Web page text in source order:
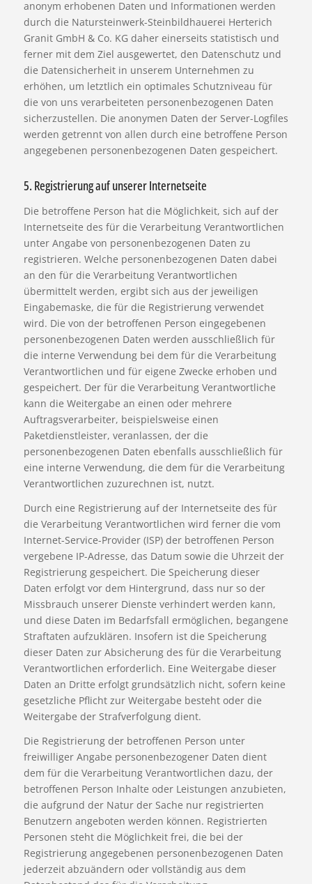
anonym erhobenen Daten und Informationen werden
durch die Natursteinwerk-Steinbildhauerei Herterich
Granit GmbH & Co. KG daher einerseits statistisch und
ferner mit dem Ziel ausgewertet, den Datenschutz und
die Datensicherheit in unserem Unternehmen zu
erhöhen, um letztlich ein optimales Schutzniveau für
die von uns verarbeiteten personenbezogenen Daten
sicherzustellen. Die anonymen Daten der Server-Logfiles
werden getrennt von allen durch eine betroffene Person
angegebenen personenbezogenen Daten gespeichert.
5. Registrierung auf unserer Internetseite
Die betroffene Person hat die Möglichkeit, sich auf der
Internetseite des für die Verarbeitung Verantwortlichen
unter Angabe von personenbezogenen Daten zu
registrieren. Welche personenbezogenen Daten dabei
an den für die Verarbeitung Verantwortlichen
übermittelt werden, ergibt sich aus der jeweiligen
Eingabemaske, die für die Registrierung verwendet
wird. Die von der betroffenen Person eingegebenen
personenbezogenen Daten werden ausschließlich für
die interne Verwendung bei dem für die Verarbeitung
Verantwortlichen und für eigene Zwecke erhoben und
gespeichert. Der für die Verarbeitung Verantwortliche
kann die Weitergabe an einen oder mehrere
Auftragsverarbeiter, beispielsweise einen
Paketdienstleister, veranlassen, der die
personenbezogenen Daten ebenfalls ausschließlich für
eine interne Verwendung, die dem für die Verarbeitung
Verantwortlichen zuzurechnen ist, nutzt.
Durch eine Registrierung auf der Internetseite des für
die Verarbeitung Verantwortlichen wird ferner die vom
Internet-Service-Provider (ISP) der betroffenen Person
vergebene IP-Adresse, das Datum sowie die Uhrzeit der
Registrierung gespeichert. Die Speicherung dieser
Daten erfolgt vor dem Hintergrund, dass nur so der
Missbrauch unserer Dienste verhindert werden kann,
und diese Daten im Bedarfsfall ermöglichen, begangene
Straftaten aufzuklären. Insofern ist die Speicherung
dieser Daten zur Absicherung des für die Verarbeitung
Verantwortlichen erforderlich. Eine Weitergabe dieser
Daten an Dritte erfolgt grundsätzlich nicht, sofern keine
gesetzliche Pflicht zur Weitergabe besteht oder die
Weitergabe der Strafverfolgung dient.
Die Registrierung der betroffenen Person unter
freiwilliger Angabe personenbezogener Daten dient
dem für die Verarbeitung Verantwortlichen dazu, der
betroffenen Person Inhalte oder Leistungen anzubieten,
die aufgrund der Natur der Sache nur registrierten
Benutzern angeboten werden können. Registrierten
Personen steht die Möglichkeit frei, die bei der
Registrierung angegebenen personenbezogenen Daten
jederzeit abzuändern oder vollständig aus dem